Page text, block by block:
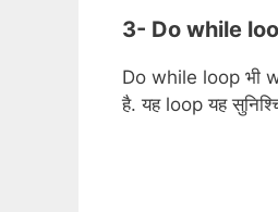
3- Do while
Do while loop भी
है. यह loop यह